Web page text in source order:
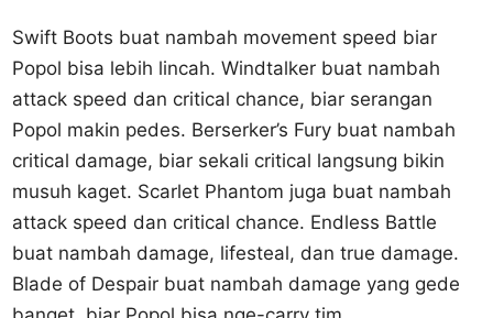
Swift Boots buat nambah movement speed biar
Popol bisa lebih lincah. Windtalker buat nambah
attack speed dan critical chance, biar serangan
Popol makin pedes. Berserker’s Fury buat nambah
critical damage, biar sekali critical langsung bikin
musuh kaget. Scarlet Phantom juga buat nambah
attack speed dan critical chance. Endless Battle
buat nambah damage, lifesteal, dan true damage.
Blade of Despair buat nambah damage yang gede